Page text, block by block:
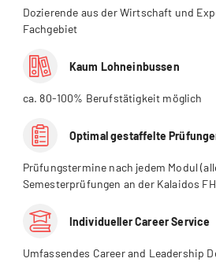
Dozierende aus der Wirtschaft und
Fachgebiet
Kaum Lohneinbussen
ca. 80-100% Berufstätigkeit möglich
Optimal gestaffelte
Prüfungstermine nach jedem Modul
Semesterprüfungen an der Kalaidos FH
Individueller Career Service
Umfassendes Career and Leadership